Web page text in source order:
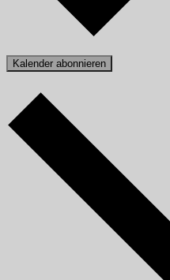
Kalender abonnieren